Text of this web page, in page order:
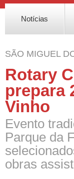
Notícias
SÃO MIGUEL
Rotary
prepara
Vinho
Evento
Parque da
obras